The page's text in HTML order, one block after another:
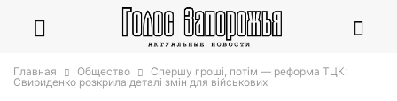
Главная Общество
Спершу гроші, потім — реформа ТЦК:
Свириденко розкрила деталі змін для військових